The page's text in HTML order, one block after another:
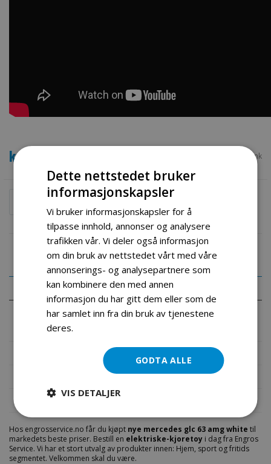
kr 2 990,00 Glc Pink
Legg i handlekurv
Detaljer
NYE MERCEDES GLC AMG COUPE 63 S AMG PINK
Fil vedlegg
Hos engrosservice.no får du kjøpt nye mercedes glc 63 amg white til
markedets beste priser. Bestill en elektriske-kjoretoy i dag fra Engros
Service. Vi har et stort utvalg av produkter innen: Hjem, sport og fritids
segmentet. Velkommen skal du være.
Dette nettstedet bruker
informasjonskapsler
Vi bruker informasjonskapsler for å
tilpasse innhold, annonser og analysere
trafikken vår. Vi deler også informasjon
om din bruk av nettstedet vårt med våre
annonserings- og analysepartnere som
kan kombinere den med annen
informasjon du har gitt dem eller som de
har samlet inn fra din bruk av tjenestene
deres.
GODTA ALLE
VIS DETALJER